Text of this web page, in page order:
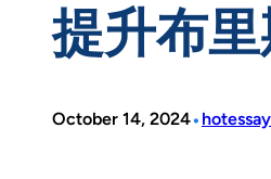
提升布
October 14, 2024• hotessay